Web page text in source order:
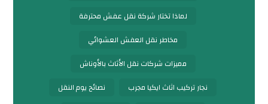
لماذا تختار شركة نقل عفش محترفة
مخاطر نقل العفش العشوائي
مميزات شركات نقل الأثاث بالأوناش
نجار تركيب اثاث ايكيا مجرب
نصائح يوم النقل